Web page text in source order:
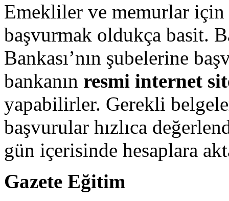
Emekliler ve memurlar
başvurmak oldukça basit.
Bankası’nın şubelerine
bankanın resmi internet
yapabilirler. Gerekli
başvurular hızlıca
gün içerisinde hesaplara
Gazete Eğitim